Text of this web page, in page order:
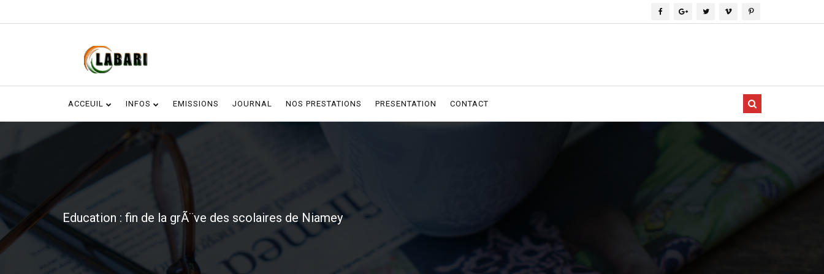
ACCEUIL INFOS EMISSIONS JOURNAL NOS PRESTATIONS PRESENTATION CONTACT
Education : fin de la grÃ¨ve des scolaires de Niamey